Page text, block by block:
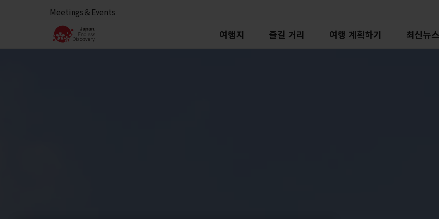
Meetings＆Events
여행지 즐길 거리 여행 계획하기 최신뉴스